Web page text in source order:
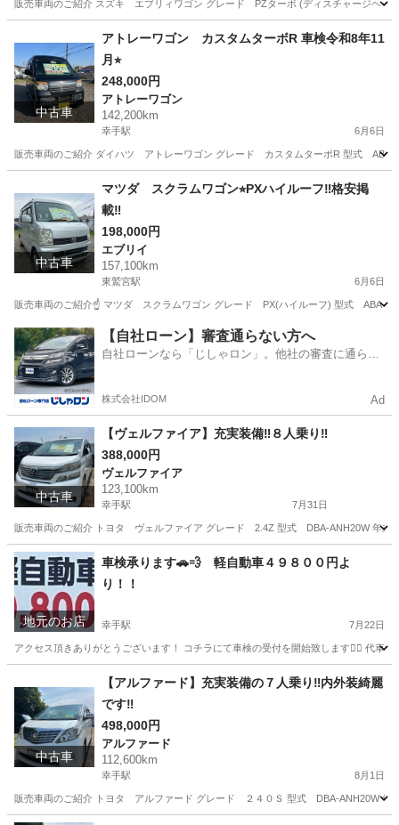
販売車両のご紹介 スズキ エブリィワゴン グレード PZターボ (ディスチャージ
幸手駅 エブリイ
中古車
アトレーワゴン カスタムターボR 車検令和8年11
月⭐︎
248,000円
アトレーワゴン
142,200km
幸手駅 6月6日
販売車両のご紹介 ダイハツ アトレーワゴン グレード カスタムターボR 型式
幸手駅 アトレーワゴン
中古車
マツダ スクラムワゴン⭐︎PXハイルーフ‼︎格安掲
載‼︎
198,000円
エブリイ
157,100km
東鷲宮駅 6月6日
販売車両のご紹介☝️ マツダ スクラムワゴン グレード PX(ハイルーフ) 型式 ABA-
埼玉 幸手市 東鷲宮駅 エブリイ スクラムワゴン
【自社ローン】審査通らない方へ
自社ローンなら「じしゃロン」。他社の審査に通らな
株式会社IDOM Ad
中古車
【ヴェルファイア】充実装備‼︎８人乗り‼︎
388,000円
ヴェルファイア
123,100km
幸手駅 7月31日
販売車両のご紹介 トヨタ ヴェルファイア グレード 2.4Z 型式 DBA-ANH20W 年
埼玉 幸手市 幸手駅 ヴェルファイア
地元のお店
車検承ります🚗💨 軽自動車４９８００円よ
り！！
幸手駅 7月22日
アクセス頂きありがとうございます！ コチラにて車検の受付を開始致します💁‍♀️ 代車
車検 お客様
中古車
【アルファード】充実装備の７人乗り‼︎内外装綺麗
です‼︎
498,000円
アルファード
112,600km
幸手駅 8月1日
販売車両のご紹介 トヨタ アルファード グレード ２４０Ｓ 型式 DBA-ANH20W